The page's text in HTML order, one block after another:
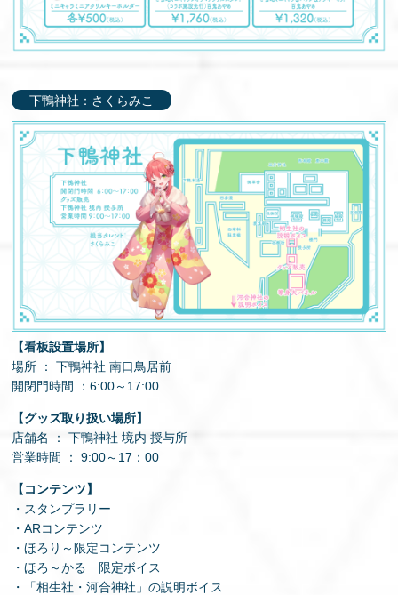
下鴨神社：さくらみこ
【看板設置場所】
場所 ： 下鴨神社 南口鳥居前
開閉門時間 ：6:00～17:00
【グッズ取り扱い場所】
店舗名 ： 下鴨神社 境内 授与所
営業時間 ： 9:00～17：00
【コンテンツ】
・スタンプラリー
・ARコンテンツ
・ほろり～限定コンテンツ
・ほろ～かる 限定ボイス
・「相生社・河合神社」の説明ボイス